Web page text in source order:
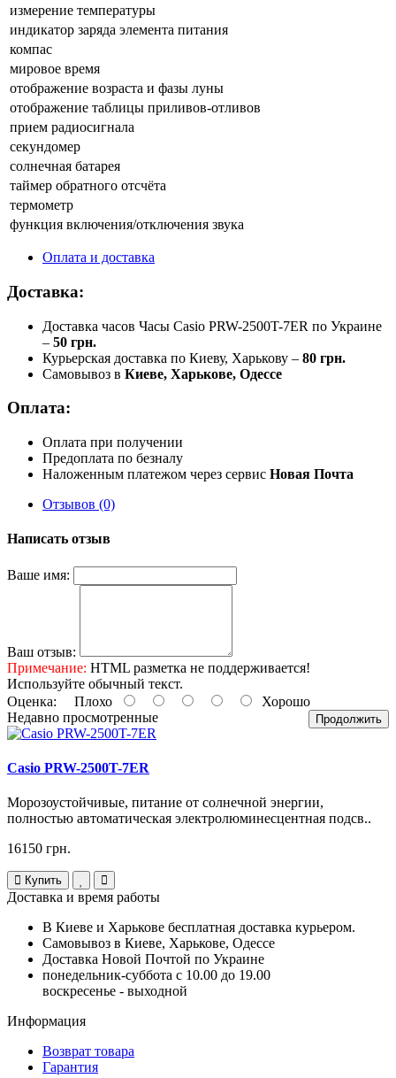
измерение температуры
индикатор зарядa элемента питания
компас
мировое время
отображение возраста и фазы луны
отображение таблицы приливов-отливов
прием радиосигнала
секундомер
солнечная батарея
таймер обратного отсчёта
термометр
функция включения/отключения звука
Оплата и доставка
Доставка:
Доставка часов Часы Casio PRW-2500T-7ER по Украине
– 50 грн.
Курьерская доставка по Киеву, Харькову – 80 грн.
Самовывоз в Киеве, Харькове, Одессе
Оплата:
Оплата при получении
Предоплата по безналу
Наложенным платежом через сервис Новая Почта
Отзывов (0)
Написать отзыв
Ваше имя:
Ваш отзыв:
Примечание: HTML разметка не поддерживается!
Используйте обычный текст.
Оценка: Плохо Хорошо
Продолжить
Недавно просмотренные
Casio PRW-2500T-7ER
Морозоустойчивые, питание от солнечной энергии,
полностью автоматическая электролюминесцентная подсв..
16150 грн.
Купить
Доставка и время работы
В Киеве и Харькове бесплатная доставка курьером.
Самовывоз в Киеве, Харькове, Одессе
Доставка Новой Почтой по Украине
понедельник-суббота с 10.00 до 19.00
воскресенье - выходной
Информация
Возврат товара
Гарантия